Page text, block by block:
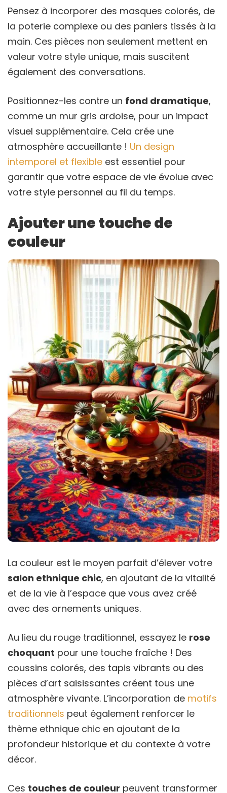
Pensez à incorporer des masques colorés, de
la poterie complexe ou des paniers tissés à la
main. Ces pièces non seulement mettent en
valeur votre style unique, mais suscitent
également des conversations.
Positionnez-les contre un fond dramatique,
comme un mur gris ardoise, pour un impact
visuel supplémentaire. Cela crée une
atmosphère accueillante ! Un design
intemporel et flexible est essentiel pour
garantir que votre espace de vie évolue avec
votre style personnel au fil du temps.
Ajouter une touche de
couleur
La couleur est le moyen parfait d’élever votre
salon ethnique chic, en ajoutant de la vitalité
et de la vie à l’espace que vous avez créé
avec des ornements uniques.
Au lieu du rouge traditionnel, essayez le rose
choquant pour une touche fraîche ! Des
coussins colorés, des tapis vibrants ou des
pièces d’art saisissantes créent tous une
atmosphère vivante. L’incorporation de motifs
traditionnels peut également renforcer le
thème ethnique chic en ajoutant de la
profondeur historique et du contexte à votre
décor.
Ces touches de couleur peuvent transformer